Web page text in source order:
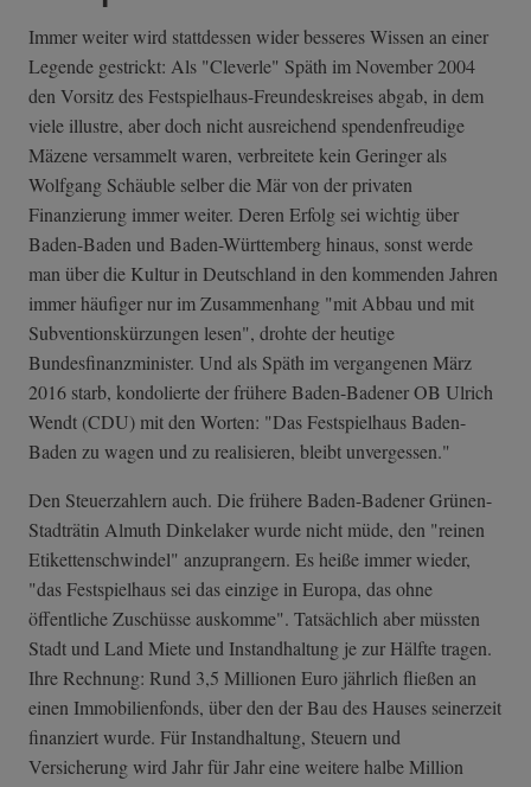
Immer weiter wird stattdessen wider besseres Wissen an einer
Legende gestrickt: Als "Cleverle" Späth im November 2004
den Vorsitz des Festspielhaus-Freundeskreises abgab, in dem
viele illustre, aber doch nicht ausreichend spendenfreudige
Mäzene versammelt waren, verbreitete kein Geringer als
Wolfgang Schäuble selber die Mär von der privaten
Finanzierung immer weiter. Deren Erfolg sei wichtig über
Baden-Baden und Baden-Württemberg hinaus, sonst werde
man über die Kultur in Deutschland in den kommenden Jahren
immer häufiger nur im Zusammenhang "mit Abbau und mit
Subventionskürzungen lesen", drohte der heutige
Bundesfinanzminister. Und als Späth im vergangenen März
2016 starb, kondolierte der frühere Baden-Badener OB Ulrich
Wendt (CDU) mit den Worten: "Das Festspielhaus Baden-
Baden zu wagen und zu realisieren, bleibt unvergessen."
Den Steuerzahlern auch. Die frühere Baden-Badener Grünen-
Stadträtin Almuth Dinkelaker wurde nicht müde, den "reinen
Etikettenschwindel" anzuprangern. Es heiße immer wieder,
"das Festspielhaus sei das einzige in Europa, das ohne
öffentliche Zuschüsse auskomme". Tatsächlich aber müssten
Stadt und Land Miete und Instandhaltung je zur Hälfte tragen.
Ihre Rechnung: Rund 3,5 Millionen Euro jährlich fließen an
einen Immobilienfonds, über den der Bau des Hauses seinerzeit
finanziert wurde. Für Instandhaltung, Steuern und
Versicherung wird Jahr für Jahr eine weitere halbe Million